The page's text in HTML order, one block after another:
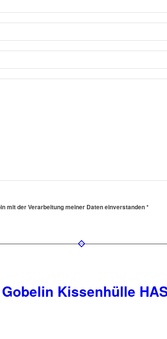
mit der Verarbeitung meiner Daten einverstanden *
Kissenhülle